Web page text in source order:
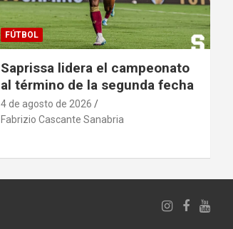
FÚTBOL
Saprissa lidera el campeonato
al término de la segunda fecha
4 de agosto de 2026
Fabrizio Cascante Sanabria